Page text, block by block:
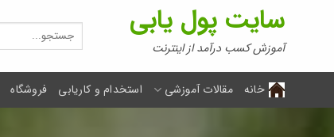
سایت پول یابی
آموزش کسب درآمد از اینترنت
جستجو
برای:
خانه مقالات آموزشی استخدام و کاریابی فروشگاه